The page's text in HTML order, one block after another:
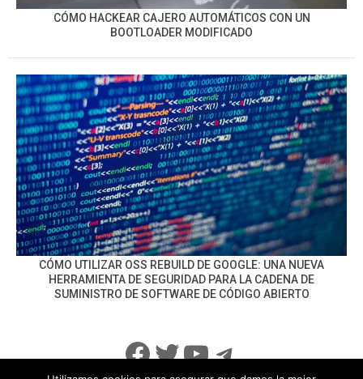
CÓMO HACKEAR CAJERO AUTOMÁTICOS CON UN
BOOTLOADER MODIFICADO
CÓMO UTILIZAR OSS REBUILD DE GOOGLE: UNA NUEVA
HERRAMIENTA DE SEGURIDAD PARA LA CADENA DE
SUMINISTRO DE SOFTWARE DE CÓDIGO ABIERTO
Facebook
Twitter
YouTube
Telegram